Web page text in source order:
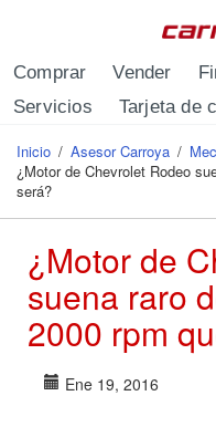
Comprar Vender
Servicios
Tarjeta de
Se encuentra usted
Inicio / Asesor Carroya /
¿Motor de Chevrolet Rodeo
será?
¿Motor de
suena raro
2000 rpm
Ene 19, 2016